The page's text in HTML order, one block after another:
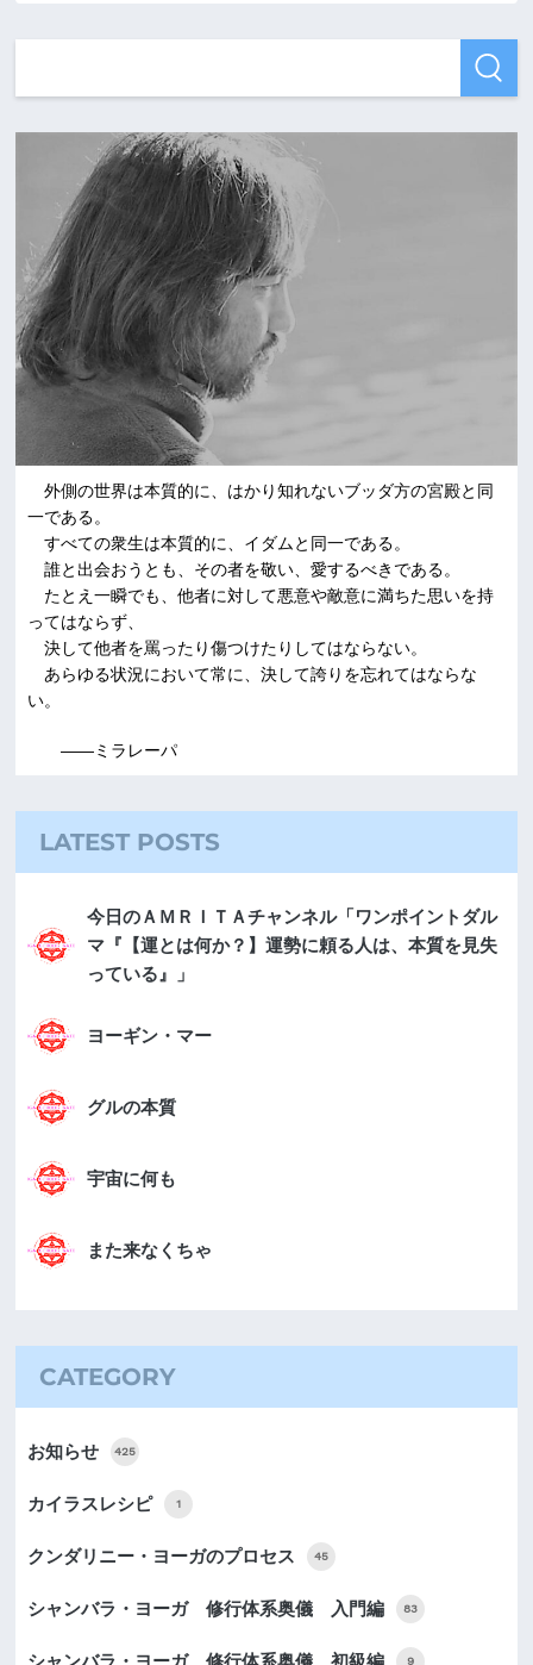
外側の世界は本質的に、はかり知れないブッダ方の宮殿と同
一である。
すべての衆生は本質的に、イダムと同一である。
誰と出会おうとも、その者を敬い、愛するべきである。
たとえ一瞬でも、他者に対して悪意や敵意に満ちた思いを持
ってはならず、
決して他者を罵ったり傷つけたりしてはならない。
あらゆる状況において常に、決して誇りを忘れてはならな
い。
――ミラレーパ
LATEST POSTS
今日のＡＭＲＩＴＡチャンネル「ワンポイントダル
マ『【運とは何か？】運勢に頼る人は、本質を見失
っている』」
ヨーギン・マー
グルの本質
宇宙に何も
また来なくちゃ
CATEGORY
お知らせ 425
カイラスレシピ 1
クンダリニー・ヨーガのプロセス 45
シャンバラ・ヨーガ 修行体系奥儀 入門編 83
9